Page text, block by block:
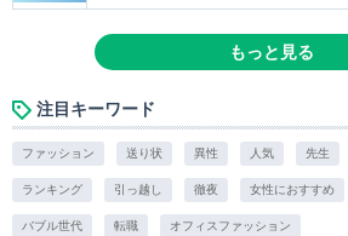
もっと見る
注目キーワード
ファッション 送り状 異性 人気 先生
ランキング 引っ越し 徹夜 女性におすすめ
バブル世代 転職 オフィスファッション